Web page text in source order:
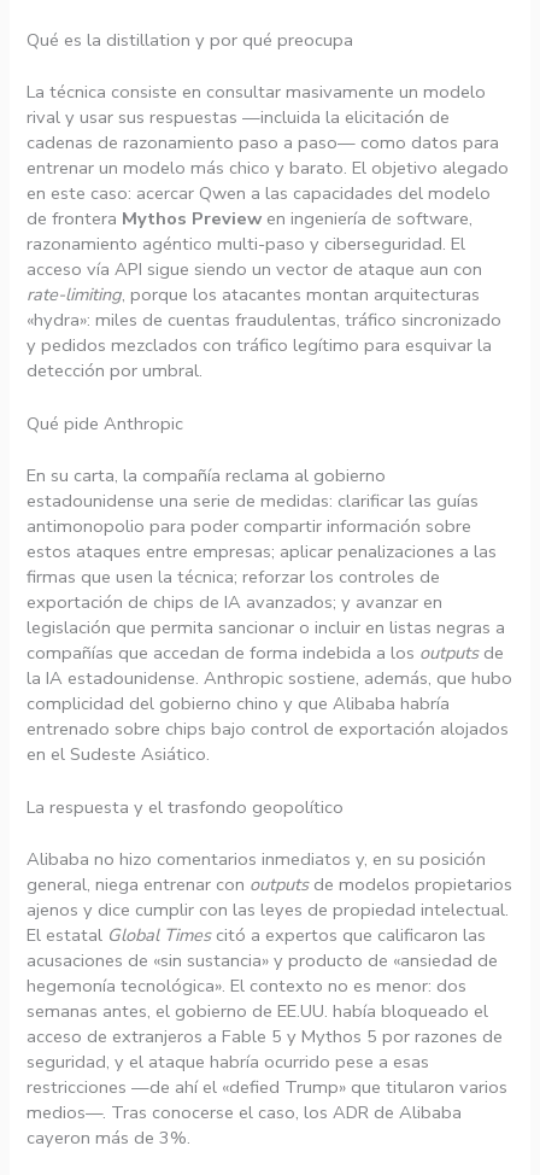
Qué es la distillation y por qué preocupa
La técnica consiste en consultar masivamente un modelo
rival y usar sus respuestas —incluida la elicitación de
cadenas de razonamiento paso a paso— como datos para
entrenar un modelo más chico y barato. El objetivo alegado
en este caso: acercar Qwen a las capacidades del modelo
de frontera Mythos Preview en ingeniería de software,
razonamiento agéntico multi-paso y ciberseguridad. El
acceso vía API sigue siendo un vector de ataque aun con
rate-limiting, porque los atacantes montan arquitecturas
«hydra»: miles de cuentas fraudulentas, tráfico sincronizado
y pedidos mezclados con tráfico legítimo para esquivar la
detección por umbral.
Qué pide Anthropic
En su carta, la compañía reclama al gobierno
estadounidense una serie de medidas: clarificar las guías
antimonopolio para poder compartir información sobre
estos ataques entre empresas; aplicar penalizaciones a las
firmas que usen la técnica; reforzar los controles de
exportación de chips de IA avanzados; y avanzar en
legislación que permita sancionar o incluir en listas negras a
compañías que accedan de forma indebida a los outputsde
la IA estadounidense. Anthropic sostiene, además, que hubo
complicidad del gobierno chino y que Alibaba habría
entrenado sobre chips bajo control de exportación alojados
en el Sudeste Asiático.
La respuesta y el trasfondo geopolítico
Alibaba no hizo comentarios inmediatos y, en su posición
general, niega entrenar con outputsde modelos propietarios
ajenos y dice cumplir con las leyes de propiedad intelectual.
El estatal Global Timescitó a expertos que calificaron las
acusaciones de «sin sustancia» y producto de «ansiedad de
hegemonía tecnológica». El contexto no es menor: dos
semanas antes, el gobierno de EE.UU. había bloqueado el
acceso de extranjeros a Fable 5 y Mythos 5 por razones de
seguridad, y el ataque habría ocurrido pese a esas
restricciones —de ahí el «defied Trump» que titularon varios
medios—. Tras conocerse el caso, los ADR de Alibaba
cayeron más de 3%.